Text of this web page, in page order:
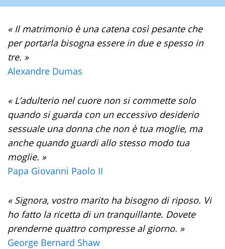
« Il matrimonio è una catena così pesante che
per portarla bisogna essere in due e spesso in
tre. »
Alexandre Dumas
« L’adulterio nel cuore non si commette solo
quando si guarda con un eccessivo desiderio
sessuale una donna che non è tua moglie, ma
anche quando guardi allo stesso modo tua
moglie. »
Papa Giovanni Paolo II
« Signora, vostro marito ha bisogno di riposo. Vi
ho fatto la ricetta di un tranquillante. Dovete
prenderne quattro compresse al giorno. »
George Bernard Shaw